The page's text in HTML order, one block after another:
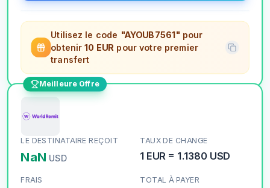
Utilisez le code "AYOUB7561" pour
obtenir10 EUR pour votre premier
transfert
Meilleure Offre
LE DESTINATAIRE REÇOIT
NaN USD
TAUX DE CHANGE
1 EUR= 1.1380 USD
FRAIS TOTAL À PAYER